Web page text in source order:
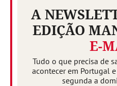
A
EDIÇÃO
E-
Tudo o que precisa de
acontecer em Portugal
segunda a